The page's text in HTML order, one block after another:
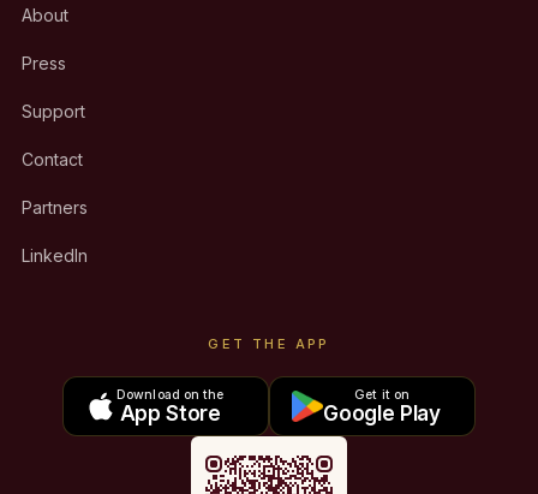
About
Press
Support
Contact
Partners
LinkedIn
GET THE APP
Download on the
App Store
Get it on
Google Play